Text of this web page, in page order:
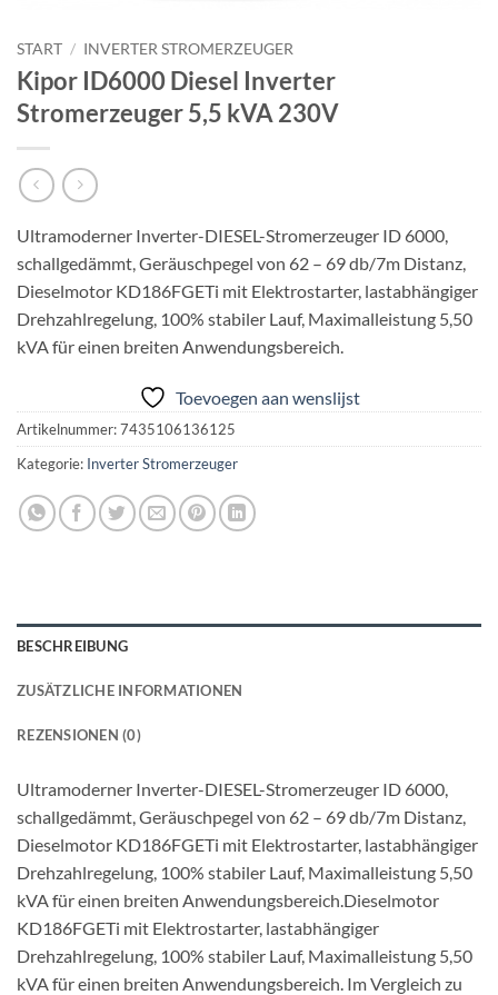
START / INVERTER STROMERZEUGER
Kipor ID6000 Diesel Inverter
Stromerzeuger 5,5 kVA 230V
Ultramoderner Inverter-DIESEL-Stromerzeuger ID 6000,
schallgedämmt, Geräuschpegel von 62 – 69 db/7m Distanz,
Dieselmotor KD186FGETi mit Elektrostarter, lastabhängiger
Drehzahlregelung, 100% stabiler Lauf, Maximalleistung 5,50
kVA für einen breiten Anwendungsbereich.
Toevoegen aan wenslijst
Artikelnummer:7435106136125
Kategorie: Inverter Stromerzeuger
BESCHREIBUNG
ZUSÄTZLICHE INFORMATIONEN
REZENSIONEN (0)
Ultramoderner Inverter-DIESEL-Stromerzeuger ID 6000,
schallgedämmt, Geräuschpegel von 62 – 69 db/7m Distanz,
Dieselmotor KD186FGETi mit Elektrostarter, lastabhängiger
Drehzahlregelung, 100% stabiler Lauf, Maximalleistung 5,50
kVA für einen breiten Anwendungsbereich.Dieselmotor
KD186FGETi mit Elektrostarter, lastabhängiger
Drehzahlregelung, 100% stabiler Lauf, Maximalleistung 5,50
kVA für einen breiten Anwendungsbereich. Im Vergleich zu